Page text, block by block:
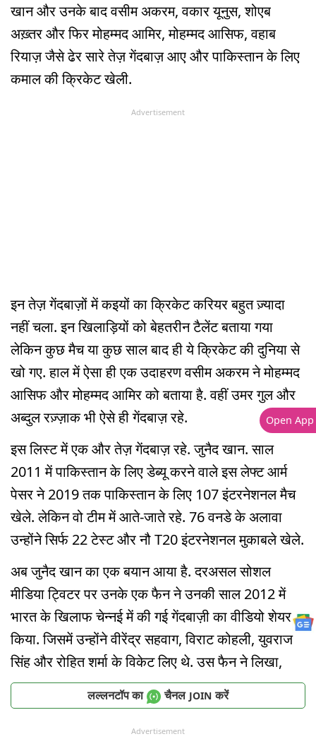
खान और उनके बाद वसीम अकरम, वकार यूनुस, शोएब
अख़्तर और फिर मोहम्मद आमिर, मोहम्मद आसिफ, वहाब
रियाज़ जैसे ढेर सारे तेज़ गेंदबाज़ आए और पाकिस्तान के लिए
कमाल की क्रिकेट खेली.
Advertisement
इन तेज़ गेंदबाज़ों में कइयों का क्रिकेट करियर बहुत ज़्यादा
नहीं चला. इन खिलाड़ियों को बेहतरीन टैलेंट बताया गया
लेकिन कुछ मैच या कुछ साल बाद ही ये क्रिकेट की दुनिया से
खो गए. हाल में ऐसा ही एक उदाहरण वसीम अकरम ने मोहम्मद
आसिफ और मोहम्मद आमिर को बताया है. वहीं उमर गुल और
अब्दुल रज़्ज़ाक भी ऐसे ही गेंदबाज़ रहे.
इस लिस्ट में एक और तेज़ गेंदबाज़ रहे. जुनैद खान. साल
2011 में पाकिस्तान के लिए डेब्यू करने वाले इस लेफ्ट आर्म
पेसर ने 2019 तक पाकिस्तान के लिए 107 इंटरनेशनल मैच
खेले. लेकिन वो टीम में आते-जाते रहे. 76 वनडे के अलावा
उन्होंने सिर्फ 22 टेस्ट और नौ T20 इंटरनेशनल मुकाबले खेले.
अब जुनैद खान का एक बयान आया है. दरअसल सोशल
मीडिया ट्विटर पर उनके एक फैन ने उनकी साल 2012 में
भारत के खिलाफ चेन्नई में की गई गेंदबाज़ी का वीडियो शेयर
किया. जिसमें उन्होंने वीरेंद्र सहवाग, विराट कोहली, युवराज
सिंह और रोहित शर्मा के विकेट लिए थे. उस फैन ने लिखा,
लल्लनटॉप का चैनल JOIN करें
Advertisement
Open App